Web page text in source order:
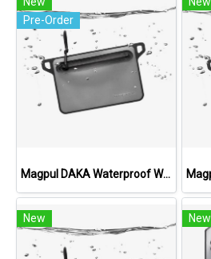
Pre-Order
Magpul DAKA Waterproof Window Pouch, Small
New New